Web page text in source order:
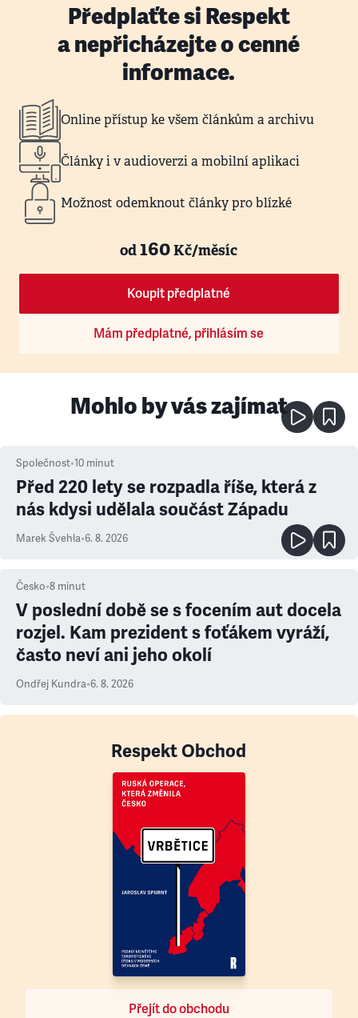
Předplaťte si Respekt
a nepřicházejte o cenné
informace.
Online přístup ke všem článkům a archivu
Články i v audioverzi a mobilní aplikaci
Možnost odemknout články pro blízké
od160Kč/měsíc
Koupit předplatné
Mám předplatné, přihlásím se
Mohlo by vás zajímat
Společnost•10 minut
Před 220 lety se rozpadla říše, která z
nás kdysi udělala součást Západu
Marek Švehla•6. 8. 2026
Česko•8 minut
V poslední době se s focením aut docela
rozjel. Kam prezident s foťákem vyráží,
často neví ani jeho okolí
Ondřej Kundra•6. 8. 2026
Respekt Obchod
Přejít do obchodu